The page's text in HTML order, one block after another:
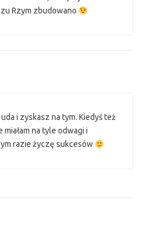
Rzym zbudowano
i zyskasz na tym. Kiedyś też
miałam na tyle odwagi i
razie życzę sukcesów